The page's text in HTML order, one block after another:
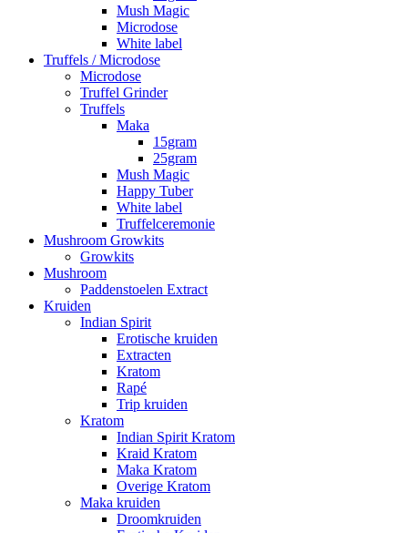
Mush Magic
Microdose
White label
Truffels / Microdose
Microdose
Truffel Grinder
Truffels
Maka
15gram
25gram
Mush Magic
Happy Tuber
White label
Truffelceremonie
Mushroom Growkits
Growkits
Mushroom
Paddenstoelen Extract
Kruiden
Indian Spirit
Erotische kruiden
Extracten
Kratom
Rapé
Trip kruiden
Kratom
Indian Spirit Kratom
Kraid Kratom
Maka Kratom
Overige Kratom
Maka kruiden
Droomkruiden